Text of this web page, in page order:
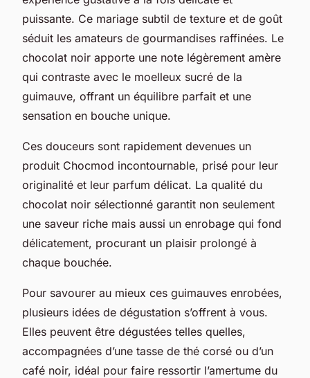
puissante. Ce mariage subtil de texture et de goût
séduit les amateurs de gourmandises raffinées. Le
chocolat noir apporte une note légèrement amère
qui contraste avec le moelleux sucré de la
guimauve, offrant un équilibre parfait et une
sensation en bouche unique.
Ces douceurs sont rapidement devenues un
produit Chocmod incontournable, prisé pour leur
originalité et leur parfum délicat. La qualité du
chocolat noir sélectionné garantit non seulement
une saveur riche mais aussi un enrobage qui fond
délicatement, procurant un plaisir prolongé à
chaque bouchée.
Pour savourer au mieux ces guimauves enrobées,
plusieurs idées de dégustation s’offrent à vous.
Elles peuvent être dégustées telles quelles,
accompagnées d’une tasse de thé corsé ou d’un
café noir, idéal pour faire ressortir l’amertume du